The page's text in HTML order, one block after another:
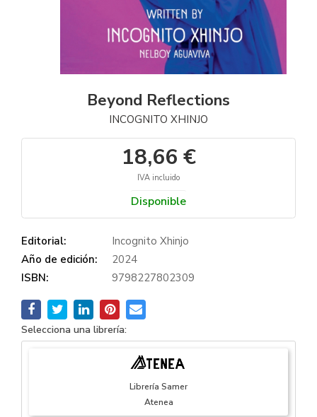
Beyond Reflections
INCOGNITO XHINJO
18,66 €
IVA incluido
Disponible
Editorial:
Incognito Xhinjo
Año de edición:
2024
ISBN:
9798227802309
Selecciona una librería:
Librería Samer
Atenea